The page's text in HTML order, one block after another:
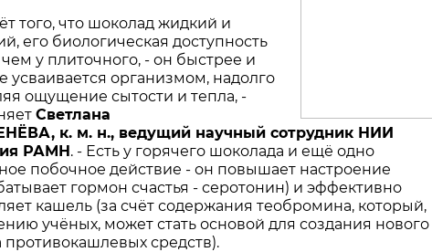
того, что шоколад жидкий и
его биологическая доступность
у плиточного, - он быстрее и
усваивается организмом, надолго
ощущение сытости и тепла, -
Светлана
к. м. н., ведущий научный сотрудник НИИ
РАМН. - Есть у горячего шоколада и ещё одно
побочное дей­ствие - он повышает настроение
гормон счастья - серотонин) и эффективно
кашель (за счёт содержания теобромина, который,
учёных, может стать основой для создания нового
противокашлевых средств).